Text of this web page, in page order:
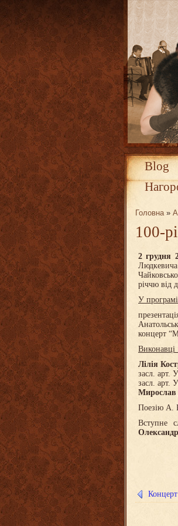
Blog
Головна»
100-
2 грудня
річчю від
У
концерт
Виконавці
Лілія
засл. арт.
засл. арт.
Мирослав
Поезію А.
Вступне